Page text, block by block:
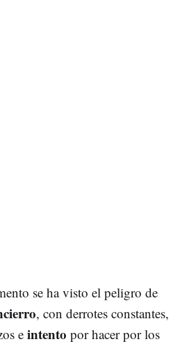
se ha visto el peligro de
, con derrotes constantes,
e intento por hacer por los